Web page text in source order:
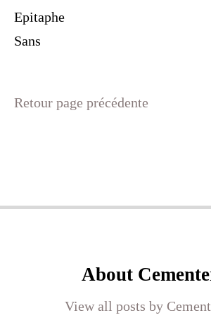
Epitaphe
Sans
Retour page précédente
About
View all posts by